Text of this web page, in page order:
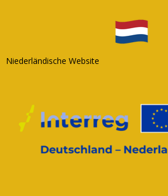
Niederländische Website